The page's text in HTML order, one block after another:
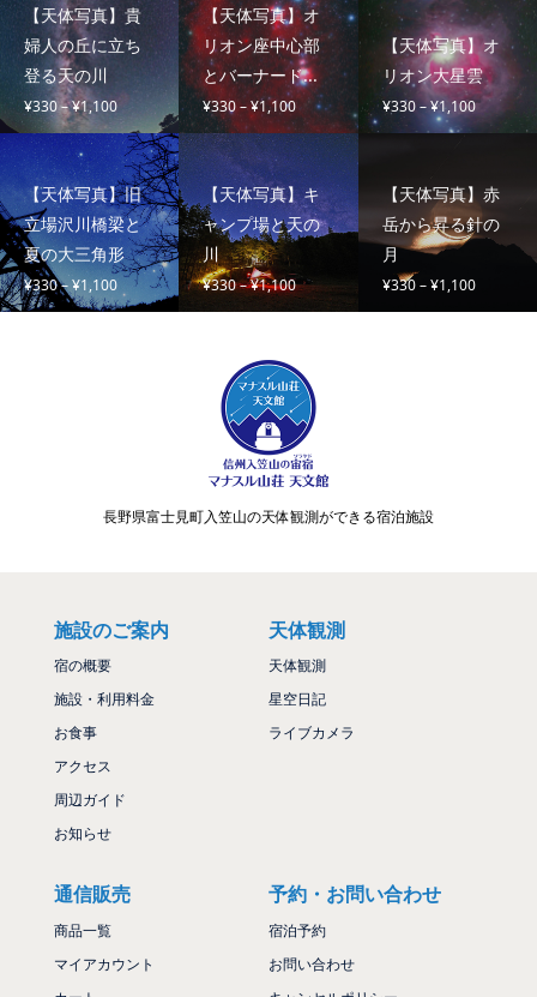
【天体写真】貴
婦人の丘に立ち
登る天の川
¥330–¥1,100価
格
帯:
¥330
–
¥1,100
【天体写真】オ
リオン座中心部
とバーナード...
¥330–¥1,100価
格
帯:
¥330
–
¥1,100
【天体写真】オ
リオン大星雲
¥330–¥1,100価
格
–
¥1,100
【天体写真】旧
立場沢川橋梁と
夏の大三角形
¥330–¥1,100価
格
【天体写真】キ
ャンプ場と天の
川
¥330–¥1,100価
格
–
¥1,100
【天体写真】赤
岳から昇る針の
月
¥330–¥1,100価
格
長野県富士見町入笠山の天体観測ができる宿泊施設
施設のご案内
宿の概要
施設・利用料金
お食事
アクセス
周辺ガイド
お知らせ
天体観測
天体観測
星空日記
ライブカメラ
通信販売
商品一覧
マイアカウント
予約・お問い合わせ
宿泊予約
お問い合わせ